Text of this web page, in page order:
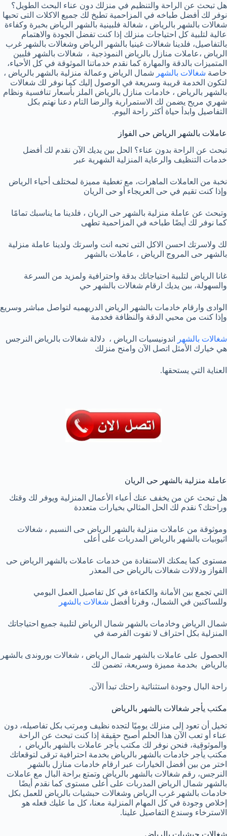
هل تبحث عن الراحة والتنظيم في منزلك دون عناء البحث الطويل؟
نوفر لك أفضل طباخه في المزاحمية تطبخ لك جميع الاكلات التى تحبها
شغالات بالشهر بالرياض ، شغالة فلبينية بالشهر الرياض بخبرة وكفاءة
عالية لتلبية كل احتياجات منزلك إذا كنت تفضل الجودة والاهتمام
بالتفاصيل، فلدينا شغالات غينيا بالشهر الرياض وشغالات بالشهر غرب
الرياض ،عاملات منازل بالرياض النموذجية ، شغالات بالشهر فلبين
المتميزات بالدقة والمهارة كما نقدم خدماتنا الموثوقة في كل الأحياء،
خاصة شغالات بالشهر شمال الرياض وعمالة منزلية بالشهر بالرياض ،
لتكون الخدمة قريبة وسريعة في الوصول إليك كما نوفر لك شغالات
بالشهر بالرياض ، خادمات منازل بالرياض الملز بأسعار تنافسية ونظام
شهري مريح يضمن لك الاستمرارية والرضا التام دعنا نهتم بكل
التفاصيل وابدأ حياة أكثر راحة اليوم.
عاملات بالشهر الرياض حى الفواز
تبحث عن الراحة بدون عناء؟ الحل بين يديك الآن نقدم لك أفضل
خدمات التنظيف والرعاية المنزلية الشهرية عبر
نخبة من العاملات الماهرات، مع تغطية مميزة لمختلف أحياء الرياض
وإذا كنت تقيم في حى العريجاء أو حى الريان
وتبحث عن عاملة منزلية بالشهر حى الريان ، فلدينا ما يناسبك تمامًا
كما نوفر لك أيضًا طباخه في المزاحمية تطهى
لك ولاسرتك احسن الاكل التى تحبه انت واسرتك ولدينا عاملة منزلية
بالشهر حى المروج الرياض ، عاملات بالشهر
غانا الرياض لتلبية احتياجاتك بدقة واحترافية ولمزيد من السرعة
والسهولة، بين يديك ارقام شغالات بالشهر حي
الوادى وارقام خادمات بالشهر الرياض الدريهميه لتواصل مباشر وسريع
وإذا كنت من محبي الدقة والنظافة فخدمة
شغالات بالشهر
اندونيسيات الرياض ، دلالة شغالات بالرياض النرجس
هي خيارك الأمثل اتصل الآن وامنح منزلك
العناية التي يستحقها.
عاملة منزلية بالشهر حى الريان
هل تبحث عن من يخفف عنك أعباء الأعمال المنزلية ويوفر لك وقتك
وراحتك؟ نقدم لك الحل المثالي بخيارات متعددة
وموثوقة من عاملات منزلية بالشهر الرياض حى النسيم ، شغالات
اثيوبيات بالشهر بالرياض المدربات على أعلى
مستوى كما يمكنك الاستفادة من خدمات عاملات بالشهر الرياض حى
الفواز ودلالات شغالات بالرياض حى المعذر
التي تجمع بين الأمانة والكفاءة في كل تفاصيل العمل اليومي
وللساكنين في الشمال، وفرنا أفضل شغالات بالشهر
شمال الرياض وخادمات بالشهر شمال الرياض لتلبية جميع احتياجاتك
المنزلية بكل احتراف لا تفوت الفرصة في
الحصول على عاملات بالشهر شمال الرياض ، شغالات بوروندى بالشهر
بالرياض بخدمة مميزة وسريعة، تضمن لك
راحة البال وجودة استثنائية راحتك تبدأ الآن.
مكتب يأجر شغالات بالشهر بالرياض
تخيل أن تعود إلى منزلك يوميًا لتجده نظيف ومرتب بكل تفاصيله، دون
عناء أو تعب الآن هذا الحلم أصبح حقيقة إذا كنت تبحث عن الراحة
والموثوقية، فنحن نوفر لك مكتب يأجر عاملات بالشهر بالرياض ،
مكتب يأجر خادمات بالشهر بالرياض بخدمة احترافية ترقى لتوقعاتك
اختر من بين أفضل الخيارات عبر ارقام خادمات منازل بالشهر
النرجس، رقم شغالات بالشهر بالرياض وتمتع براحة البال مع عاملات
بالشهر شمال الرياض المدربات على أعلى مستوى كما نقدم أيضًا
خادمات بالشهر غرب الرياض وشغالات حبشيات بالرياض للعمل بكل
إخلاص وجودة في كل المهام المنزلية معنا، كل ما عليك فعله هو
الاسترخاء وسندع التفاصيل علينا.
شغالات حبشيات بالرياض